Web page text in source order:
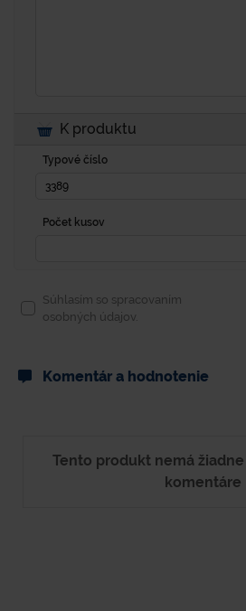
K produktu
Typové číslo
Počet kusov
Súhlasím so spracovaním
osobných údajov.
Komentár a hodnotenie
Tento produkt nemá
komentáre